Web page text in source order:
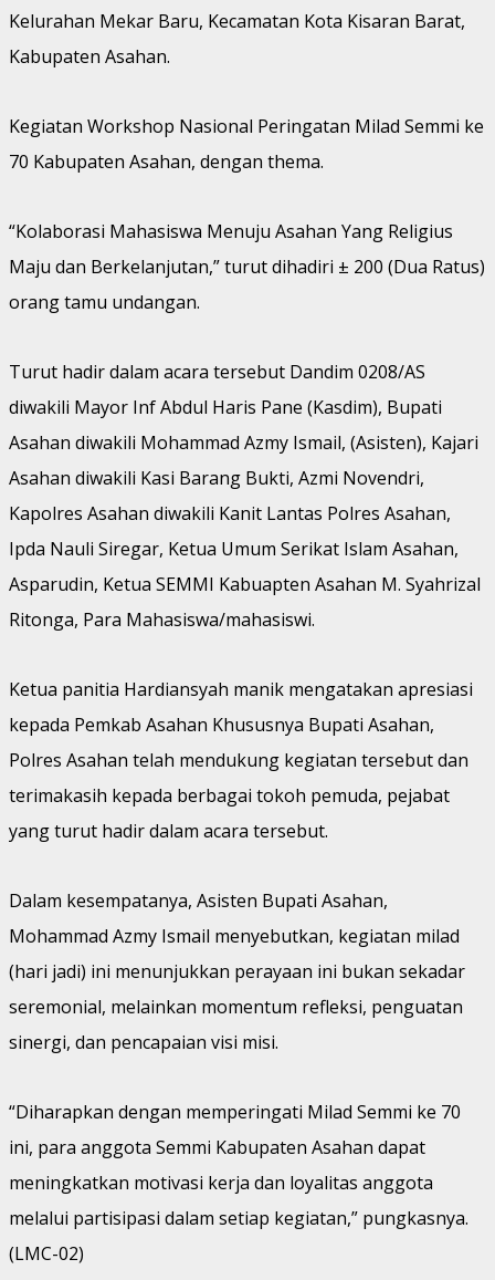
Kelurahan Mekar Baru, Kecamatan Kota Kisaran Barat,
Kabupaten Asahan.
Kegiatan Workshop Nasional Peringatan Milad Semmi ke
70 Kabupaten Asahan, dengan thema.
“Kolaborasi Mahasiswa Menuju Asahan Yang Religius
Maju dan Berkelanjutan,” turut dihadiri ± 200 (Dua Ratus)
orang tamu undangan.
Turut hadir dalam acara tersebut Dandim 0208/AS
diwakili Mayor Inf Abdul Haris Pane (Kasdim), Bupati
Asahan diwakili Mohammad Azmy Ismail, (Asisten), Kajari
Asahan diwakili Kasi Barang Bukti, Azmi Novendri,
Kapolres Asahan diwakili Kanit Lantas Polres Asahan,
Ipda Nauli Siregar, Ketua Umum Serikat Islam Asahan,
Asparudin, Ketua SEMMI Kabuapten Asahan M. Syahrizal
Ritonga, Para Mahasiswa/mahasiswi.
Ketua panitia Hardiansyah manik mengatakan apresiasi
kepada Pemkab Asahan Khususnya Bupati Asahan,
Polres Asahan telah mendukung kegiatan tersebut dan
terimakasih kepada berbagai tokoh pemuda, pejabat
yang turut hadir dalam acara tersebut.
Dalam kesempatanya, Asisten Bupati Asahan,
Mohammad Azmy Ismail menyebutkan, kegiatan milad
(hari jadi) ini menunjukkan perayaan ini bukan sekadar
seremonial, melainkan momentum refleksi, penguatan
sinergi, dan pencapaian visi misi.
“Diharapkan dengan memperingati Milad Semmi ke 70
ini, para anggota Semmi Kabupaten Asahan dapat
meningkatkan motivasi kerja dan loyalitas anggota
melalui partisipasi dalam setiap kegiatan,” pungkasnya.
(LMC-02)